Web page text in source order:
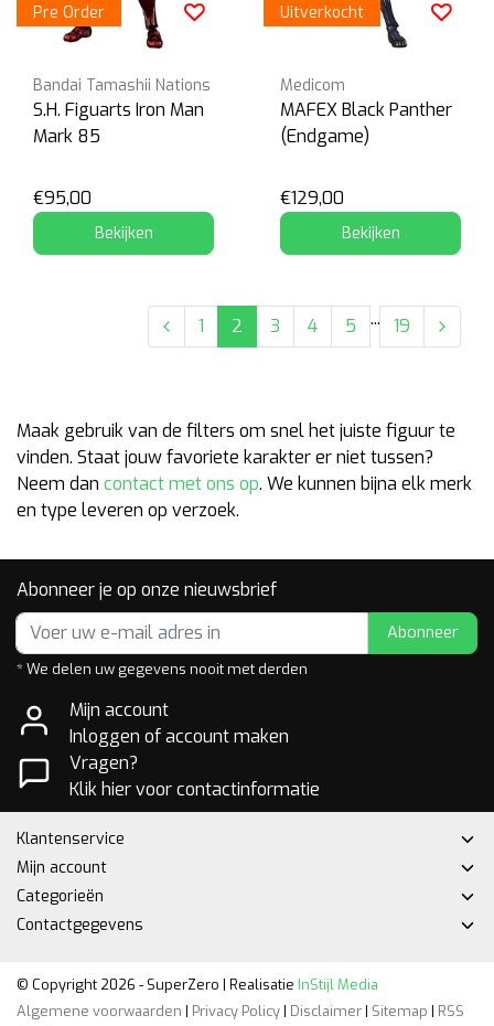
Pre Order
Bandai Tamashii Nations
S.H. Figuarts Iron Man
Mark 85
€95,00
Bekijken
Uitverkocht
Medicom
MAFEX Black Panther
(Endgame)
€129,00
Bekijken
1 2 3 4 5 ... 19
Maak gebruik van de filters om snel het juiste figuur te
vinden. Staat jouw favoriete karakter er niet tussen?
Neem dan contact met ons op. We kunnen bijna elk merk
en type leveren op verzoek.
Abonneer je op onze nieuwsbrief
Abonneer
* We delen uw gegevens nooit met derden
Mijn account
Inloggen of account maken
Vragen?
Klik hier voor contactinformatie
Klantenservice
Mijn account
Categorieën
Contactgegevens
© Copyright 2026 - SuperZero | Realisatie InStijl Media
Algemene voorwaarden | Privacy Policy| Disclaimer| Sitemap | RSS